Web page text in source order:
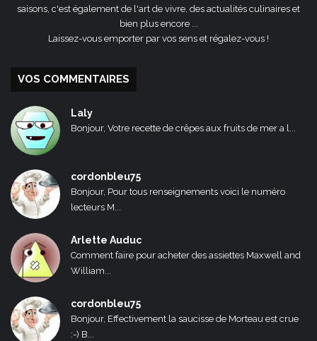
saisons, c'est également de l'art de vivre, des actualités culinaires et
bien plus encore ...
Laissez-vous emporter par vos sens et régalez-vous !
VOS COMMENTAIRES
Laly
Bonjour, Votre recette de crêpes aux fruits de mer a l...
cordonbleu75
Bonjour, Pour tous renseignements voici le numéro
lecteurs M...
Arlette Auduc
Comment faire pour acheter des assiettes Maxwell and
William...
cordonbleu75
Bonjour, Effectivement la saucisse de Morteau est crue
:-) B...